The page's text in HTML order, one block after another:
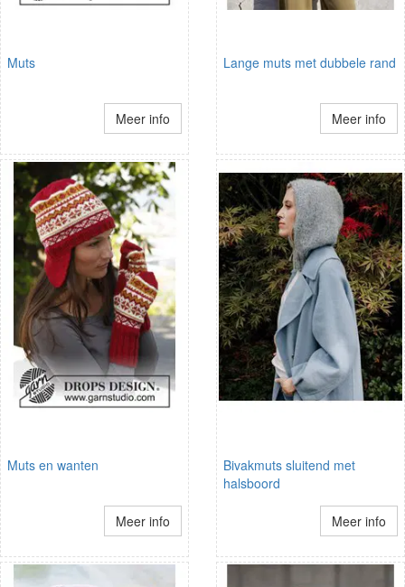
Muts
Meer info
Lange muts met dubbele rand
Meer info
Muts en wanten
Meer info
Bivakmuts sluitend met
halsboord
Meer info